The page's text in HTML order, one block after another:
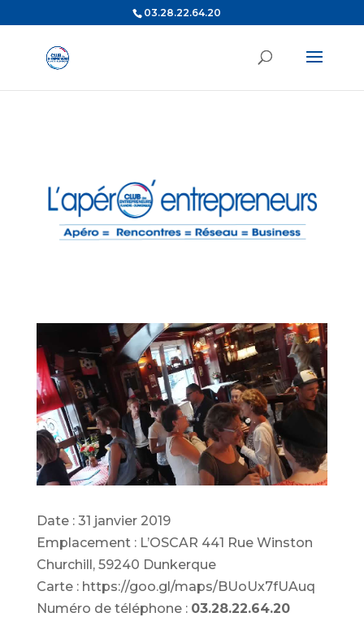
03.28.22.64.20
Date : 31 janvier 2019
Emplacement : L’OSCAR 441 Rue Winston
Churchill, 59240 Dunkerque
Carte : https://goo.gl/maps/BUoUx7fUAuq
Numéro de téléphone : 03.28.22.64.20